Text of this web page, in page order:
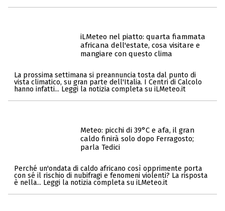
iLMeteo nel piatto: quarta fiammata
africana dell'estate, cosa visitare e
mangiare con questo clima
La prossima settimana si preannuncia tosta dal punto di
vista climatico, su gran parte dell'Italia. I Centri di Calcolo
hanno infatti... Leggi la notizia completa su iLMeteo.it
Meteo: picchi di 39°C e afa, il gran
caldo finirà solo dopo Ferragosto;
parla Tedici
Perché un'ondata di caldo africano così opprimente porta
con sé il rischio di nubifragi e fenomeni violenti? La risposta
è nella... Leggi la notizia completa su iLMeteo.it